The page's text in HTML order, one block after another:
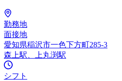
勤務地
面接地
愛知県稲沢市一色下方町285-3
森上駅、上丸渕駅
シフト